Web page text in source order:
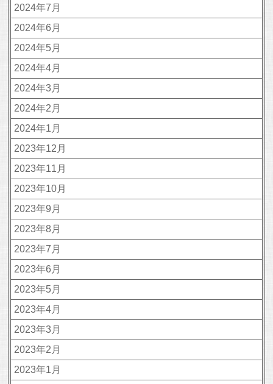
2024年7月
2024年6月
2024年5月
2024年4月
2024年3月
2024年2月
2024年1月
2023年12月
2023年11月
2023年10月
2023年9月
2023年8月
2023年7月
2023年6月
2023年5月
2023年4月
2023年3月
2023年2月
2023年1月